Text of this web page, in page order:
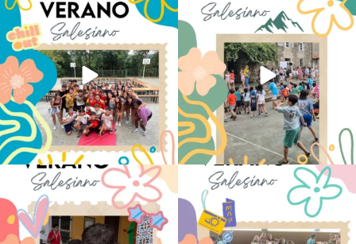
de la ESO...
146 2
sentido...
97 0
No hay verano sin que sea Salesiano ❤️
💫 en Luz 4
...
0
viviendo la alegría en el campamento
...
2